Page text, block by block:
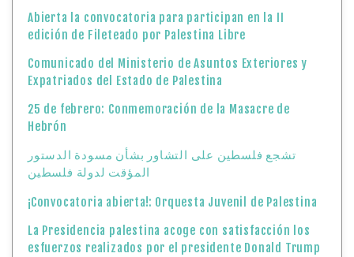
Abierta la convocatoria para participan en la II
edición de Fileteado por Palestina Libre
Comunicado del Ministerio de Asuntos Exteriores y
Expatriados del Estado de Palestina
25 de febrero: Conmemoración de la Masacre de
Hebrón
تشجع فلسطين على التشاور بشأن مسودة الدستور
المؤقت لدولة فلسطين
¡Convocatoria abierta!: Orquesta Juvenil de Palestina
La Presidencia palestina acoge con satisfacción los
esfuerzos realizados por el presidente Donald Trump